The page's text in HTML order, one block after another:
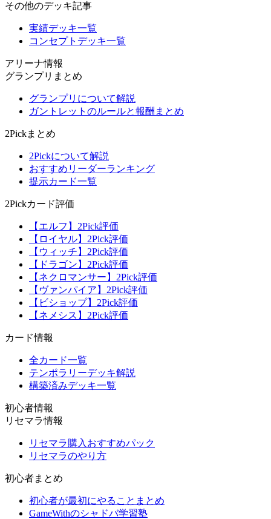
その他のデッキ記事
実績デッキ一覧
コンセプトデッキ一覧
アリーナ情報
グランプリまとめ
グランプリについて解説
ガントレットのルールと報酬まとめ
2Pickまとめ
2Pickについて解説
おすすめリーダーランキング
提示カード一覧
2Pickカード評価
【エルフ】2Pick評価
【ロイヤル】2Pick評価
【ウィッチ】2Pick評価
【ドラゴン】2Pick評価
【ネクロマンサー】2Pick評価
【ヴァンパイア】2Pick評価
【ビショップ】2Pick評価
【ネメシス】2Pick評価
カード情報
全カード一覧
テンポラリーデッキ解説
構築済みデッキ一覧
初心者情報
リセマラ情報
リセマラ購入おすすめパック
リセマラのやり方
初心者まとめ
初心者が最初にやることまとめ
GameWithのシャドバ学習塾